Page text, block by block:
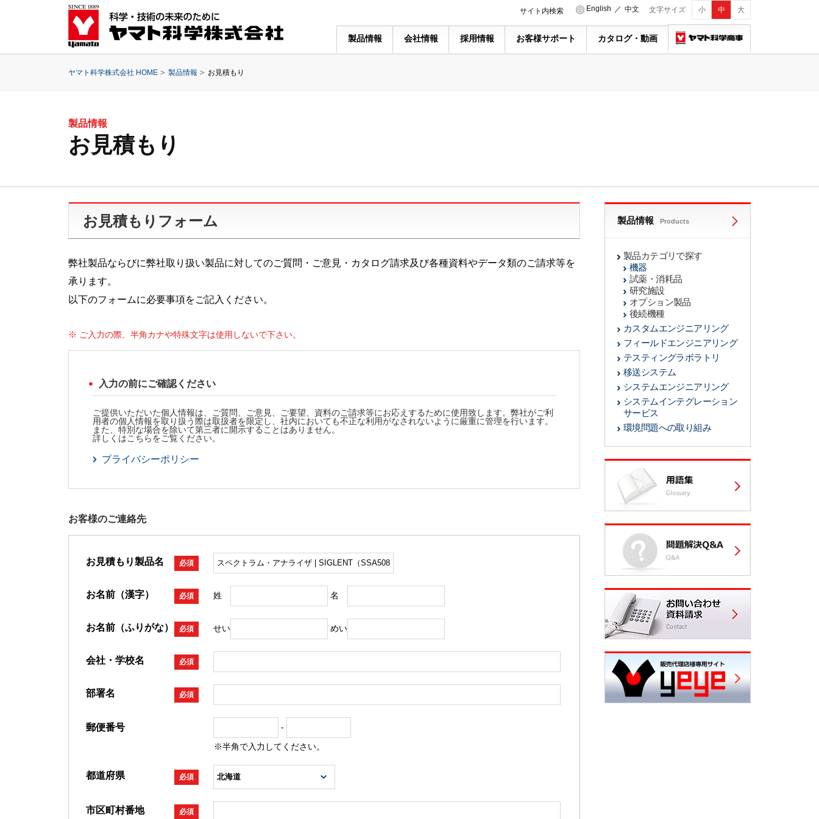
文字サイズ 小 中 大
English ／ 中文
サイト内検索
製品情報 会社情報 採用情報 お客様サポート カタログ・動画
ヤマト科学株式会社 HOME 製品情報 お見積もり
製品情報
お見積もり
お見積もりフォーム
弊社製品ならびに弊社取り扱い製品に対してのご質問・ご意見・カタログ請求及び各種資料やデータ類のご請求等を
承ります。
以下のフォームに必要事項をご記入ください。
※ ご入力の際、半角カナや特殊文字は使用しないで下さい。
入力の前にご確認ください
ご提供いただいた個人情報は、ご質問、ご意見、ご要望、資料のご請求等にお応えするために使用致します。弊社がご利
用者の個人情報を取り扱う際は取扱者を限定し、社内においても不正な利用がなされないように厳重に管理を行います。
また、特別な場合を除いて第三者に開示することはありません。
詳しくはこちらをご覧ください。
プライバシーポリシー
お客様のご連絡先
お見積もり製品名 必須
お名前（漢字） 必須 姓 名
お名前（ふりがな） 必須 せい めい
会社・学校名 必須
部署名 必須
郵便番号
-
※半角で入力してください。
都道府県 必須
市区町村番地 必須
製品情報 Products
製品カテゴリで探す
機器
試薬・消耗品
研究施設
オプション製品
後続機種
カスタムエンジニアリング
フィールドエンジニアリング
テスティングラボラトリ
移送システム
システムエンジニアリング
システムインテグレーション
サービス
環境問題への取り組み